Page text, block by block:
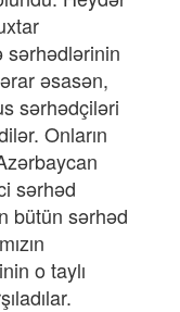
sərhədlərinin
əsasən,
sərhədçiləri
Onların
sərhəd
bütün sərhəd
o taylı